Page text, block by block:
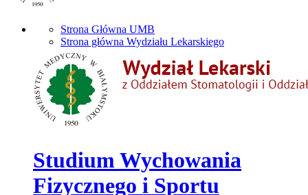
Strona Główna UMB
Strona główna Wydziału Lekarskiego
Studium Wychowania
Fizycznego i Sportu